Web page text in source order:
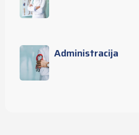
Administracija